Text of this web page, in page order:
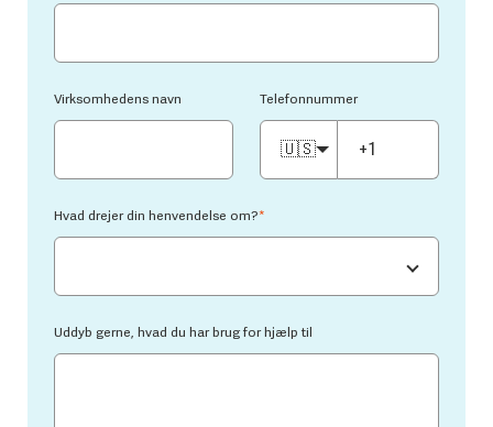
Virksomhedens navn Telefonnummer
🇺🇸
Hvad drejer din henvendelse om?*
Uddyb gerne, hvad du har brug for hjælp til